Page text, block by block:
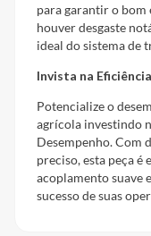
para garantir o bom
houver desgaste
ideal do sistema de
Invista na
Potencialize o
agrícola investindo
Desempenho. Com
preciso, esta peça é
acoplamento suave
sucesso de suas